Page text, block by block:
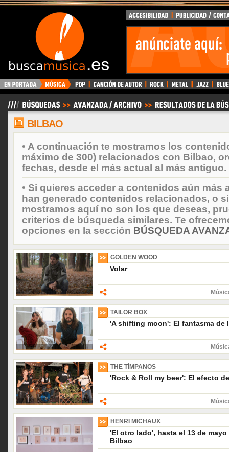
BuscaMusica.es
BILBAO
• A continuación te mostramos los
máximo de 300) relacionados con Bilbao,
fechas, desde el más actual al más antiguo.
• Si quieres acceder a contenidos aún más
han generado contenidos relacionados, o
mostramos aquí no son los que deseas,
criterios de búsqueda similares. Te
opciones en la sección BÚSQUEDA
GOLDEN WOOD
Volar
TAILOR BOX
'A shifting moon': El fantasma de
THE TÍMPANOS
'Rock & Roll my beer': El efecto
HENRI MICHAUX
'El otro lado', hasta el 13 de
Bilbao